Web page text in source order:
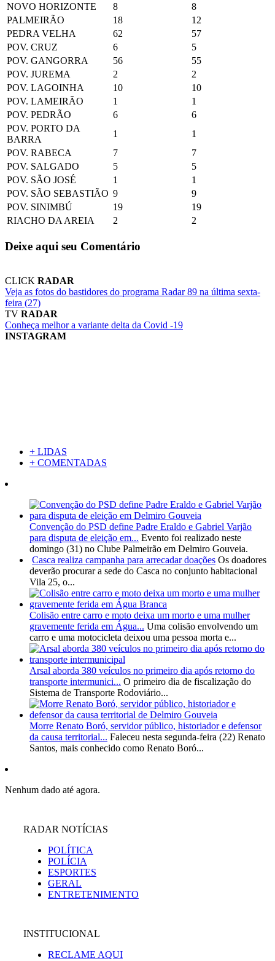
NOVO HORIZONTE
8
8
PALMEIRÃO
18
12
PEDRA VELHA
62
57
POV. CRUZ
6
5
POV. GANGORRA
56
55
POV. JUREMA
2
2
POV. LAGOINHA
10
10
POV. LAMEIRÃO
1
1
POV. PEDRÃO
6
6
POV. PORTO DA
BARRA
1
1
POV. RABECA
7
7
POV. SALGADO
5
5
POV. SÃO JOSÉ
1
1
POV. SÃO SEBASTIÃO 9
9
POV. SINIMBÚ
19
19
RIACHO DA AREIA
2 2
Deixe aqui seu Comentário
CLICK RADAR
Veja as fotos do bastidores do programa Radar 89 na última sexta-
feira (27)
TV RADAR
Conheça melhor a variante delta da Covid -19
INSTAGRAM
+ LIDAS
+ COMENTADAS
Convenção do PSD define Padre Eraldo e Gabriel Varjão
para disputa de eleição em... Evento foi realizado neste
domingo (31) no Clube Palmeirão em Delmiro Gouveia.
Casca realiza campanha para arrecadar doações Os doadores
deverão procurar a sede do Casca no conjunto habitacional
Vila 25, o...
Colisão entre carro e moto deixa um morto e uma mulher
gravemente ferida em Água... Uma colisão envolvendo um
carro e uma motocicleta deixou uma pessoa morta e...
Arsal aborda 380 veículos no primeiro dia após retorno do
transporte intermunici... O primeiro dia de fiscalização do
Sistema de Transporte Rodoviário...
Morre Renato Boró, servidor público, historiador e defensor
da causa territorial... Faleceu nesta segunda-feira (22) Renato
Santos, mais conhecido como Renato Boró...
Nenhum dado até agora.
RADAR NOTÍCIAS
POLÍTICA
POLÍCIA
ESPORTES
GERAL
ENTRETENIMENTO
INSTITUCIONAL
RECLAME AQUI